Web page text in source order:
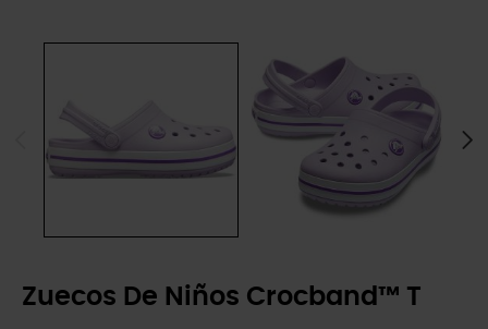
Zuecos De Niños Crocband™ T